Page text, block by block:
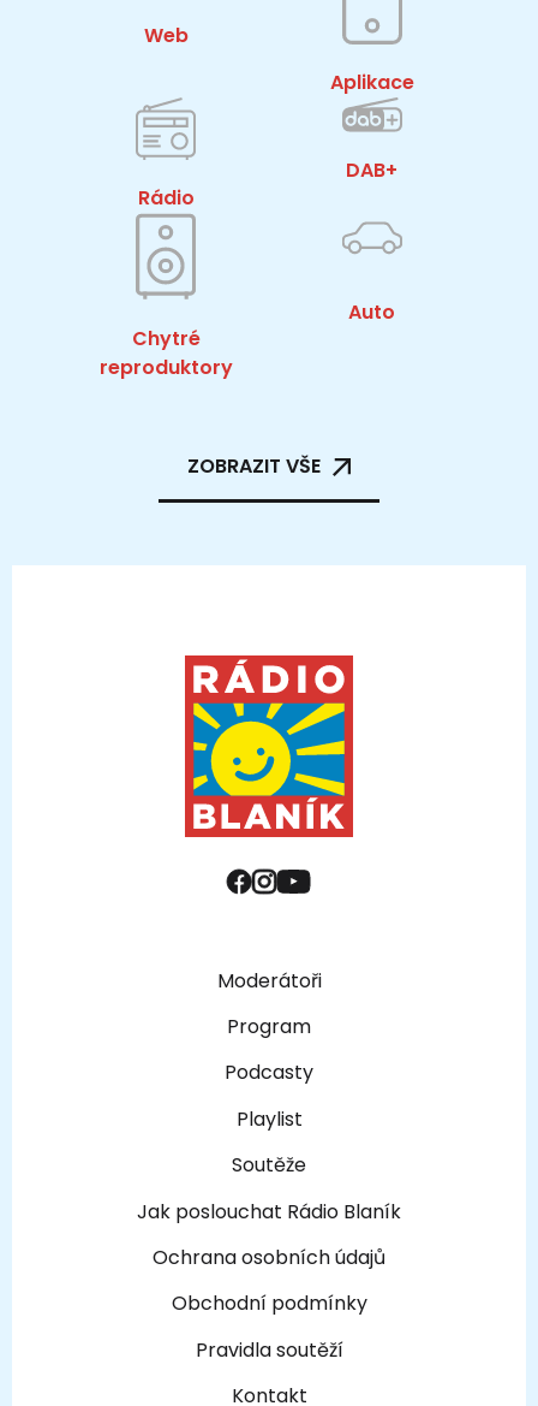
Web
Aplikace
Rádio
DAB+
Chytré
reproduktory
Auto
ZOBRAZIT VŠE
Moderátoři
Program
Podcasty
Playlist
Soutěže
Jak poslouchat Rádio Blaník
Ochrana osobních údajů
Obchodní podmínky
Pravidla soutěží
Kontakt